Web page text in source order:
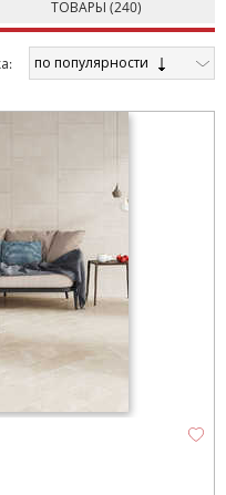
ТОВАРЫ (240)
по популярности